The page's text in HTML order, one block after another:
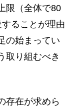
限（全体で80
ることが理由
の始まってい
取り組むべき
存在が求めら